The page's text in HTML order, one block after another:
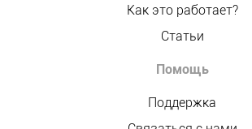
Как это работает?
Статьи
Помощь
Поддержка